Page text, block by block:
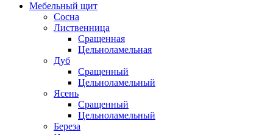
Мебельный щит
Сосна
Лиственница
Сращенная
Цельноламельная
Дуб
Сращенный
Цельноламельный
Ясень
Сращенный
Цельноламельный
Береза